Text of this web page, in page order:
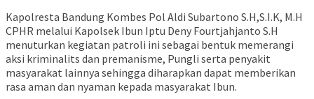
Kapolresta Bandung Kombes Pol Aldi Subartono S.H,S.I.K, M.H
CPHR melalui Kapolsek Ibun Iptu Deny Fourtjahjanto S.H
menuturkan kegiatan patroli ini sebagai bentuk memerangi
aksi kriminalits dan premanisme, Pungli serta penyakit
masyarakat lainnya sehingga diharapkan dapat memberikan
rasa aman dan nyaman kepada masyarakat Ibun.